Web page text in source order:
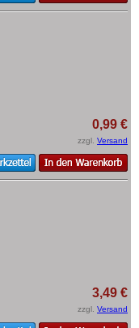
0,99 €
zzgl. Versand
3,49 €
zzgl. Versand